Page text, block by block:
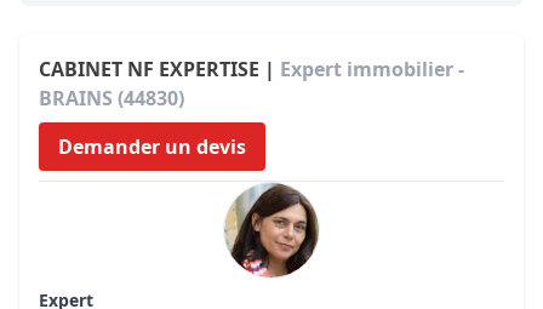
CABINET NF EXPERTISE | Expert immobilier -
BRAINS (44830)
Demander un devis
Expert